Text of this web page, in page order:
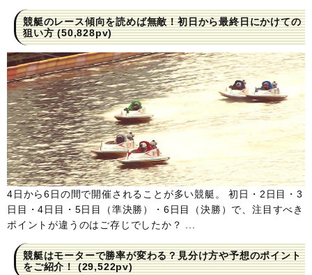
競艇のレース傾向を読めば無敵！初日から最終日にかけての
狙い方(50,828pv)
4日から6日の間で開催されることが多い競艇。 初日・2日目・3
日目・4日目・5日目（準決勝）・6日目（決勝）で、注目すべき
ポイントが違うのはご存じでしたか？ ...
競艇はモーターで勝率が変わる？見分け方や予想のポイント
をご紹介！(29,522pv)